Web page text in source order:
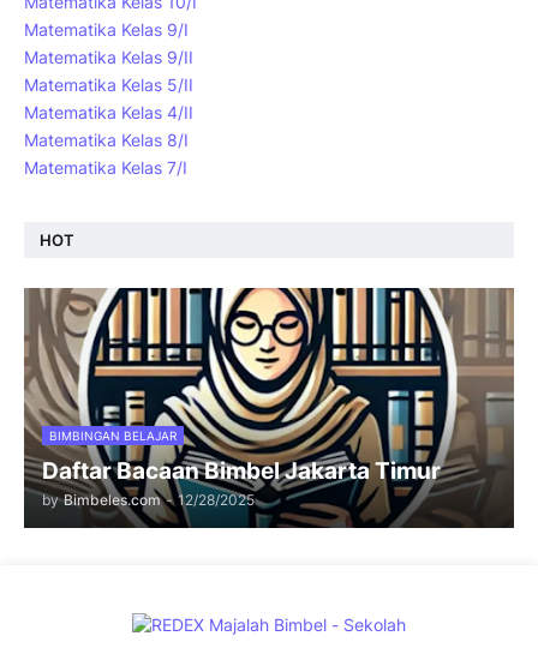
Matematika Kelas 9/I
Matematika Kelas 9/II
Matematika Kelas 5/II
Matematika Kelas 4/II
Matematika Kelas 8/I
Matematika Kelas 7/I
HOT
BIMBINGAN BELAJAR
Daftar Bacaan Bimbel Jakarta Timur
by Bimbeles.com - 12/28/2025